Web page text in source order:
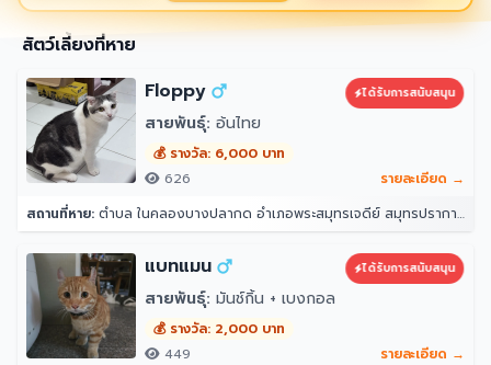
สัตว์เลี้ยงที่หาย
Floppy
ได้รับการสนับสนุน
สายพันธุ์: อ้นไทย
💰 รางวัล: 6,000 บาท
626
รายละเอียด →
สถานที่หาย: ตำบล ในคลองบางปลากด อำเภอพระสมุทรเจดีย์ สมุทรปราการ 10290
แบทแมน ได้รับการสนับสนุน
สายพันธุ์: มันช์กิ้น + เบงกอล
💰 รางวัล: 2,000 บาท
449
รายละเอียด →